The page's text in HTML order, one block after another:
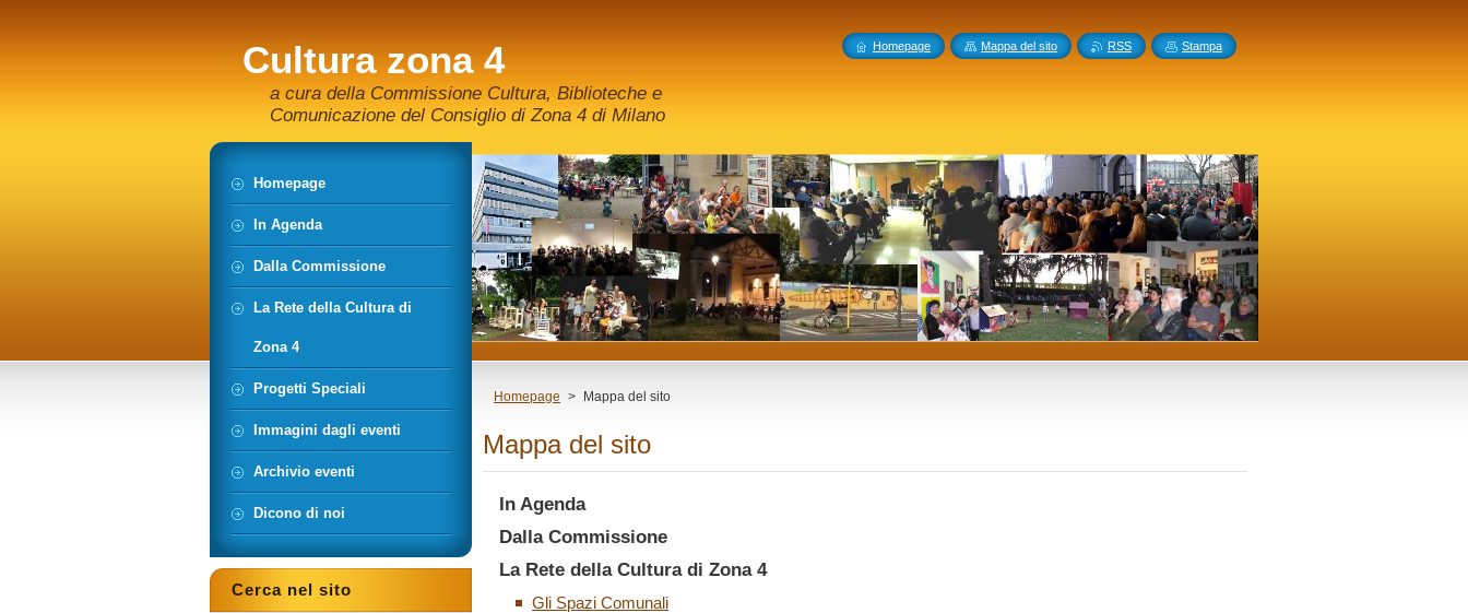
Cultura zona 4
a cura della Commissione Cultura, Biblioteche e
Comunicazione del Consiglio di Zona 4 di Milano
Homepage > Mappa del sito
Mappa del sito
In Agenda
Dalla Commissione
La Rete della Cultura di Zona 4
Gli Spazi Comunali
Homepage
In Agenda
Dalla Commissione
La Rete della Cultura di
Zona 4
Progetti Speciali
Immagini dagli eventi
Archivio eventi
Dicono di noi
Cerca nel sito
Homepage Mappa del sito RSS Stampa